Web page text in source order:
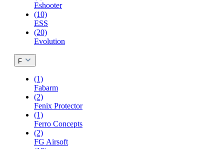
Eshooter
(10)
ESS
(20)
Evolution
F
(1)
Fabarm
(2)
Fenix Protector
(1)
Ferro Concepts
(2)
FG Airsoft